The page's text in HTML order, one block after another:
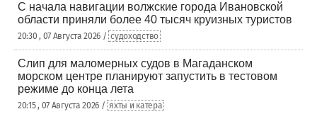
С начала навигации волжские города Ивановской
области приняли более 40 тысяч круизных туристов
20:30 , 07 Августа 2026 / судоходство
Слип для маломерных судов в Магаданском
морском центре планируют запустить в тестовом
режиме до конца лета
20:15 , 07 Августа 2026 / яхты и катера